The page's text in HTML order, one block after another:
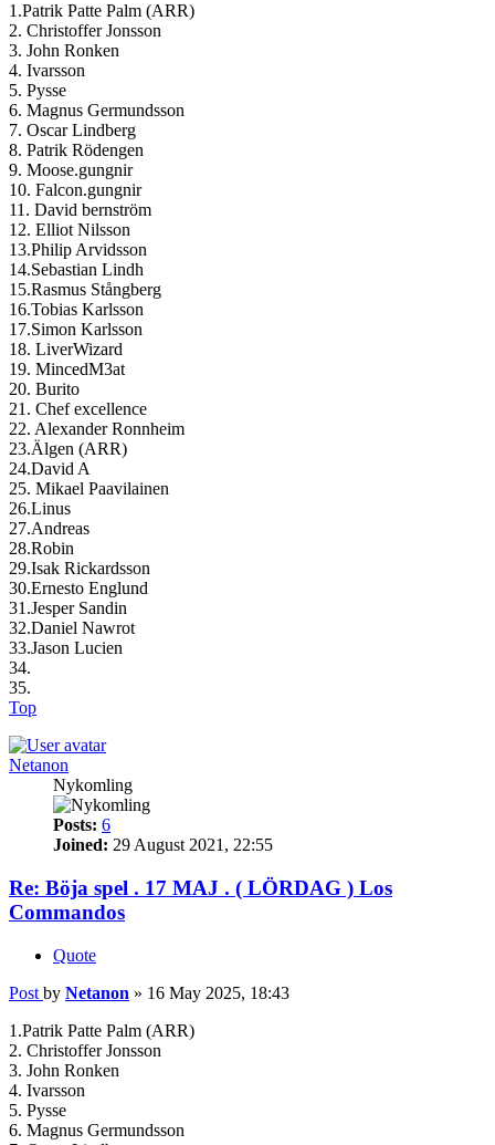
1.Patrik Patte Palm (ARR)
2. Christoffer Jonsson
3. John Ronken
4. Ivarsson
5. Pysse
6. Magnus Germundsson
7. Oscar Lindberg
8. Patrik Rödengen
9. Moose.gungnir
10. Falcon.gungnir
11. David bernström
12. Elliot Nilsson
13.Philip Arvidsson
14.Sebastian Lindh
15.Rasmus Stångberg
16.Tobias Karlsson
17.Simon Karlsson
18. LiverWizard
19. MincedM3at
20. Burito
21. Chef excellence
22. Alexander Ronnheim
23.Älgen (ARR)
24.David A
25. Mikael Paavilainen
26.Linus
27.Andreas
28.Robin
29.Isak Rickardsson
30.Ernesto Englund
31.Jesper Sandin
32.Daniel Nawrot
33.Jason Lucien
34.
35.
Top
Netanon
Nykomling
Posts: 6
Joined: 29 August 2021, 22:55
Re: Böja spel . 17 MAJ . ( LÖRDAG ) Los
Commandos
Quote
Post by Netanon » 16 May 2025, 18:43
1.Patrik Patte Palm (ARR)
2. Christoffer Jonsson
3. John Ronken
4. Ivarsson
5. Pysse
6. Magnus Germundsson